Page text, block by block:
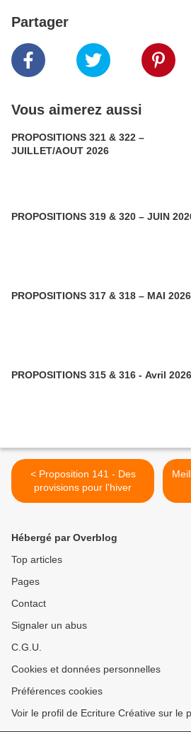
Partager
Vous aimerez aussi
PROPOSITIONS 321 & 322 –
JUILLET/AOUT 2026
PROPOSITIONS 319 & 320 – JUIN
PROPOSITIONS 317 & 318 – MAI 2026
PROPOSITIONS 315 & 316 - Avril 2026
< Proposition 141 - Des
provisions pour l'hiver
Hébergé par Overblog
Top articles
Pages
Contact
Signaler un abus
C.G.U.
Cookies et données personnelles
Préférences cookies
Voir le profil de Ecriture Créative sur le